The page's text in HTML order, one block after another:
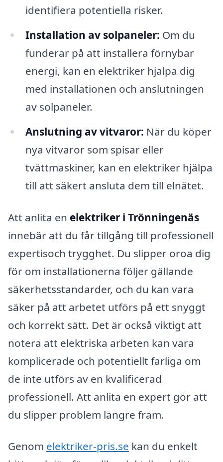
identifiera potentiella risker.
Installation av solpaneler: Om du
funderar på att installera förnybar
energi, kan en elektriker hjälpa dig
med installationen och anslutningen
av solpaneler.
Anslutning av vitvaror: När du köper
nya vitvaror som spisar eller
tvättmaskiner, kan en elektriker hjälpa
till att säkert ansluta dem till elnätet.
Att anlita en elektriker i Trönningenäs
innebär att du får tillgång till professionell
expertisoch trygghet. Du slipper oroa dig
för om installationerna följer gällande
säkerhetsstandarder, och du kan vara
säker på att arbetet utförs på ett snyggt
och korrekt sätt. Det är också viktigt att
notera att elektriska arbeten kan vara
komplicerade och potentiellt farliga om
de inte utförs av en kvalificerad
professionell. Att anlita en expert gör att
du slipper problem längre fram.
Genom elektriker-pris.se kan du enkelt